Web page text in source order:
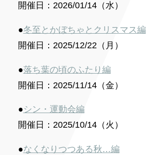
開催日：2026/01/14（水）
●冬至とかぼちゃとクリスマス編
開催日：2025/12/22（月）
●落ち葉の頃のふたり編
開催日：2025/11/14（金）
●シン・運動会編
開催日：2025/10/14（火）
●なくなりつつある秋…編